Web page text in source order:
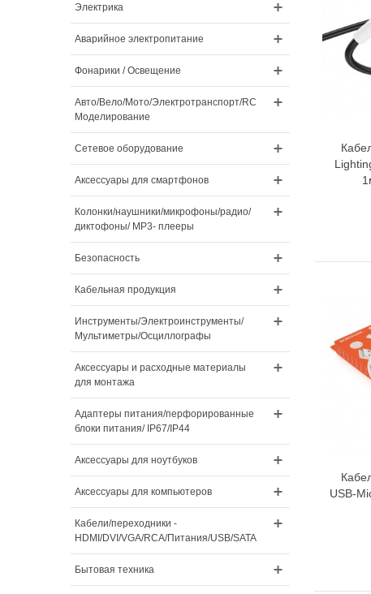
Электрика
Аварийное электропитание
Фонарики / Освещение
Авто/Вело/Мото/Электротранспорт/RC
Моделирование
Сетевое оборудование
Аксессуары для смартфонов
Колонки/наушники/микрофоны/радио/
диктофоны/ MP3- плееры
Безопасность
Кабельная продукция
Инструменты/Электроинструменты/
Мультиметры/Осциллографы
Аксессуары и расходные материалы
для монтажа
Адаптеры питания/перфорированные
блоки питания/ IP67/IP44
Аксессуары для ноутбуков
Аксессуары для компьютеров
Кабели/переходники -
HDMI/DVI/VGA/RCA/Питания/USB/SATA
Бытовая техника
USB-